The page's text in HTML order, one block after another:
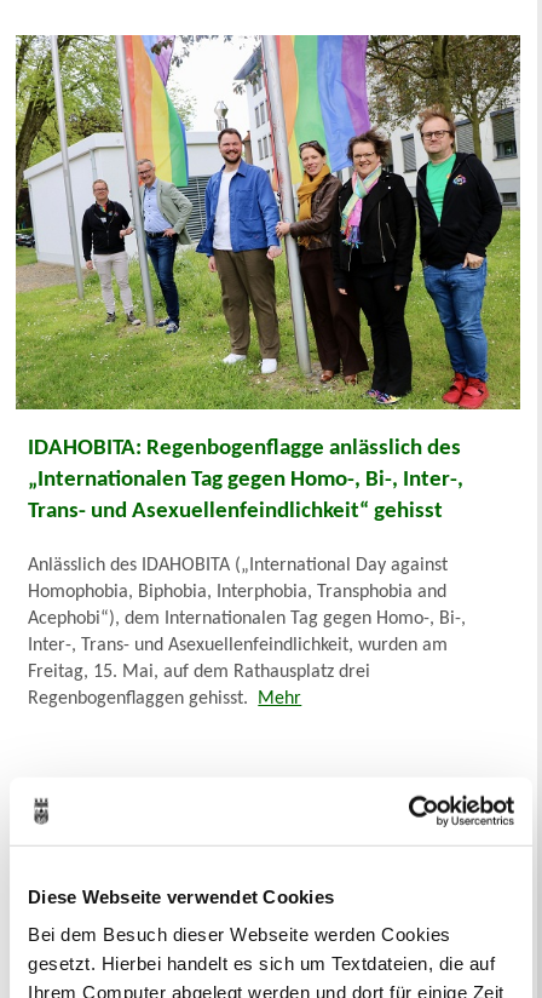
Diese Webseite verwendet Cookies
Bei dem Besuch dieser Webseite werden Cookies
gesetzt. Hierbei handelt es sich um Textdateien, die auf
Ihrem Computer abgelegt werden und dort für einige Zeit
IDAHOBITA: Regenbogenflagge anlässlich des
„Internationalen Tag gegen Homo-, Bi-, Inter-,
Trans- und Asexuellenfeindlichkeit“ gehisst
Anlässlich des IDAHOBITA („International Day against
Homophobia, Biphobia, Interphobia, Transphobia and
Acephobi“), dem Internationalen Tag gegen Homo-, Bi-,
Inter-, Trans- und Asexuellenfeindlichkeit, wurden am
Freitag, 15. Mai, auf dem Rathausplatz drei
Regenbogenflaggen gehisst.
Mehr